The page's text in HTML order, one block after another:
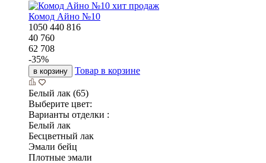
хит продаж
Комод Айно №10
1050 440 816
40 760
62 708
-35%
в корзину Товар в корзине
Белый лак (65)
Выберите цвет:
Варианты отделки :
Белый лак
Бесцветный лак
Эмали бейц
Плотные эмали